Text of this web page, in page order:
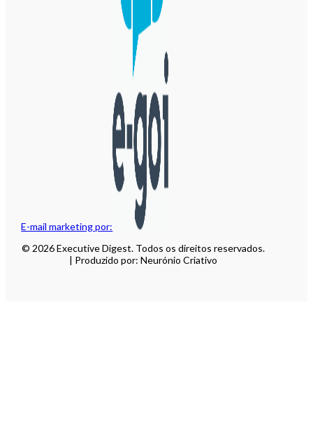
E-mail marketing por:
© 2026 Executive Digest. Todos os direitos reservados.
| Produzido por: Neurónio Criativo